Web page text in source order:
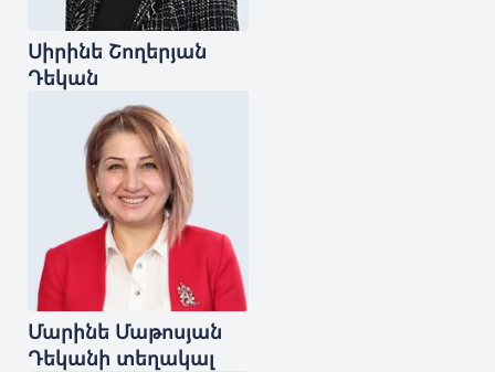
Սիրինե Շողերյան
Դեկան
Մարինե Մաթոսյան
Դեկանի տեղակալ